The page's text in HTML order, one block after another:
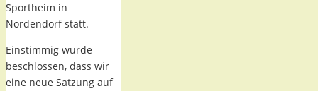
Sportheim in
Nordendorf statt.
Einstimmig wurde
beschlossen, dass wir
eine neue Satzung auf